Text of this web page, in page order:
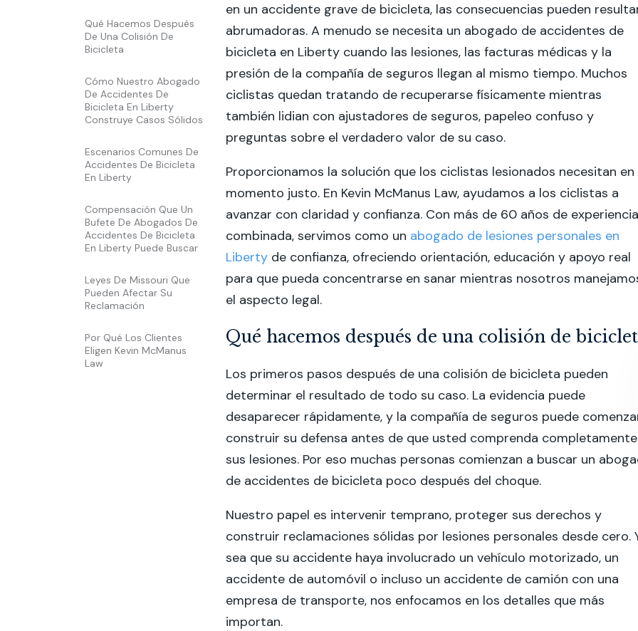
Qué Hacemos Después
De Una Colisión De
Bicicleta
Cómo Nuestro Abogado
De Accidentes De
Bicicleta En Liberty
Construye Casos Sólidos
Escenarios Comunes De
Accidentes De Bicicleta
En Liberty
Compensación Que Un
Bufete De Abogados De
Accidentes De Bicicleta
En Liberty Puede Buscar
Leyes De Missouri Que
Pueden Afectar Su
Reclamación
Por Qué Los Clientes
Eligen Kevin McManus
Law
en un accidente grave de bicicleta, las consecuencias pueden
abrumadoras. A menudo se necesita un abogado de accidentes de
bicicleta en Liberty cuando las lesiones, las facturas médicas y la
presión de la compañía de seguros llegan al mismo tiempo. Muchos
ciclistas quedan tratando de recuperarse físicamente mientras
también lidian con ajustadores de seguros, papeleo confuso y
preguntas sobre el verdadero valor de su caso.
Proporcionamos la solución que los ciclistas lesionados necesitan en
momento justo. En Kevin McManus Law, ayudamos a los ciclistas a
avanzar con claridad y confianza. Con más de 60 años de experiencia
combinada, servimos como un abogado de lesiones personales en
Liberty de confianza, ofreciendo orientación, educación y apoyo real
para que pueda concentrarse en sanar mientras nosotros
el aspecto legal.
Qué hacemos después de una colisión de
Los primeros pasos después de una colisión de bicicleta pueden
determinar el resultado de todo su caso. La evidencia puede
desaparecer rápidamente, y la compañía de seguros puede
construir su defensa antes de que usted comprenda completamente
sus lesiones. Por eso muchas personas comienzan a buscar un
de accidentes de bicicleta poco después del choque.
Nuestro papel es intervenir temprano, proteger sus derechos y
construir reclamaciones sólidas por lesiones personales desde cero.
sea que su accidente haya involucrado un vehículo motorizado, un
accidente de automóvil o incluso un accidente de camión con una
empresa de transporte, nos enfocamos en los detalles que más
importan.